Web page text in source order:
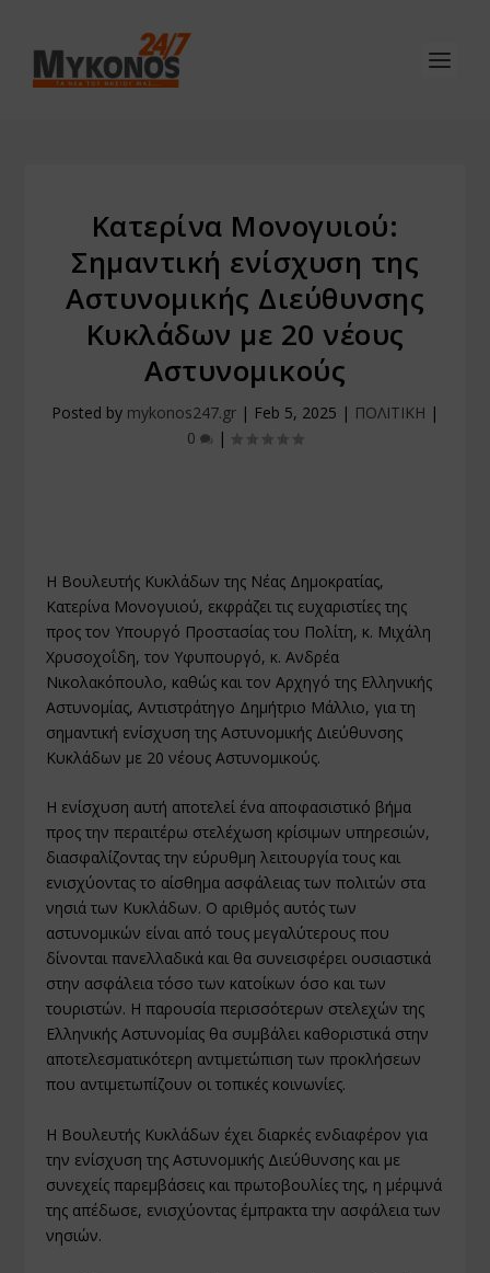
Κατερίνα Μονογυιού:
Σημαντική ενίσχυση της
Αστυνομικής Διεύθυνσης
Κυκλάδων με 20 νέους
Αστυνομικούς
Posted by mykonos247.gr | Feb 5, 2025 | ΠΟΛΙΤΙΚΗ |
0
|
Η Βουλευτής Κυκλάδων της Νέας Δημοκρατίας,
Κατερίνα Μονογυιού, εκφράζει τις ευχαριστίες της
προς τον Υπουργό Προστασίας του Πολίτη, κ. Μιχάλη
Χρυσοχοΐδη, τον Υφυπουργό, κ. Ανδρέα
Νικολακόπουλο, καθώς και τον Αρχηγό της Ελληνικής
Αστυνομίας, Αντιστράτηγο Δημήτριο Μάλλιο, για τη
σημαντική ενίσχυση της Αστυνομικής Διεύθυνσης
Κυκλάδων με 20 νέους Αστυνομικούς.
Η ενίσχυση αυτή αποτελεί ένα αποφασιστικό βήμα
προς την περαιτέρω στελέχωση κρίσιμων υπηρεσιών,
διασφαλίζοντας την εύρυθμη λειτουργία τους και
ενισχύοντας το αίσθημα ασφάλειας των πολιτών στα
νησιά των Κυκλάδων. Ο αριθμός αυτός των
αστυνομικών είναι από τους μεγαλύτερους που
δίνονται πανελλαδικά και θα συνεισφέρει ουσιαστικά
στην ασφάλεια τόσο των κατοίκων όσο και των
τουριστών. Η παρουσία περισσότερων στελεχών της
Ελληνικής Αστυνομίας θα συμβάλει καθοριστικά στην
αποτελεσματικότερη αντιμετώπιση των προκλήσεων
που αντιμετωπίζουν οι τοπικές κοινωνίες.
Η Βουλευτής Κυκλάδων έχει διαρκές ενδιαφέρον για
την ενίσχυση της Αστυνομικής Διεύθυνσης και με
συνεχείς παρεμβάσεις και πρωτοβουλίες της, η μέριμνά
της απέδωσε, ενισχύοντας έμπρακτα την ασφάλεια των
νησιών.